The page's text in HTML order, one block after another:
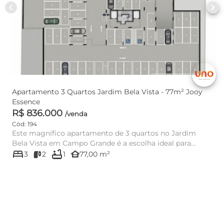
chevron_left chevron_right
Apartamento 3 Quartos Jardim Bela Vista - 77m² Jooy
Essence
R$ 836.000 /venda
Cód: 194
Este magnífico apartamento de 3 quartos no Jardim
Bela Vista em Campo Grande é a escolha ideal para
quem busca sofistica...
bed3 2 bathtub1 other_houses77,00 m²